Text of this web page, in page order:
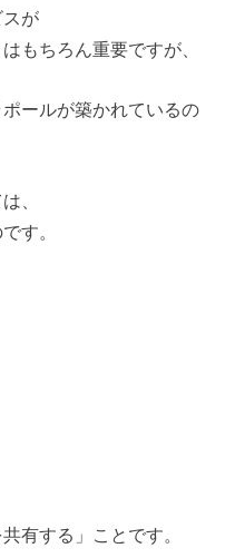
が
もちろん重要ですが、
ールが築かれているの
、
す。
有する」ことです。